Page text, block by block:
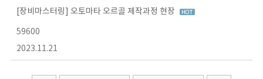
[장비마스터링] 오토마타 오르골 제작과정 현장
59600
2023.11.21